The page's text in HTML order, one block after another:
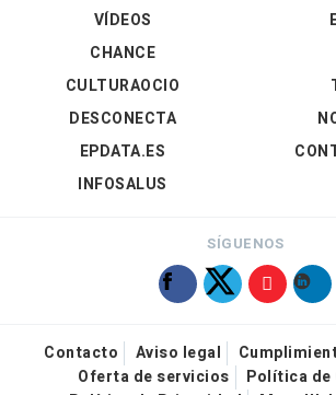
VÍDEOS
CHANCE
CULTURAOCIO
DESCONECTA
EPDATA.ES
INFOSALUS
SÍGUENOS
Contacto Aviso legal
Oferta de servicios
Política de